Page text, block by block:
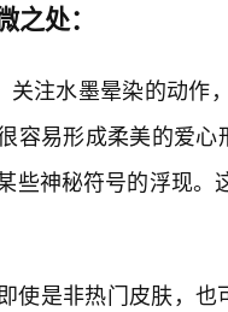
之处：
关注水墨晕染的动
容易形成柔美的爱
些神秘符号的浮现
使是非热门皮肤，也